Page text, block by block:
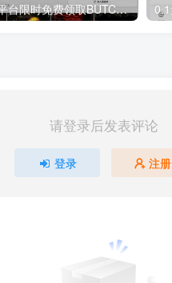
GOG平台限时免费领取BUTCHER（屠夫）
请登录后发表评论
登录 注册